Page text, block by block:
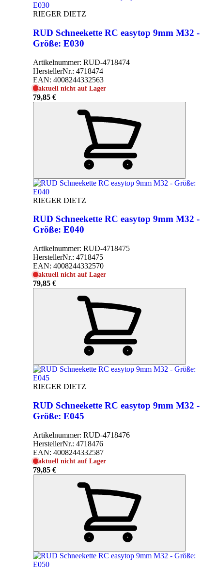
RIEGER DIETZ
RUD Schneekette RC easytop 9mm M32 -
Größe: E030
Artikelnummer: RUD-4718474
HerstellerNr.: 4718474
EAN: 4008244332563
aktuell nicht auf Lager
79,85 €
RIEGER DIETZ
RUD Schneekette RC easytop 9mm M32 -
Größe: E040
Artikelnummer: RUD-4718475
HerstellerNr.: 4718475
EAN: 4008244332570
aktuell nicht auf Lager
79,85 €
RIEGER DIETZ
RUD Schneekette RC easytop 9mm M32 -
Größe: E045
Artikelnummer: RUD-4718476
HerstellerNr.: 4718476
EAN: 4008244332587
aktuell nicht auf Lager
79,85 €